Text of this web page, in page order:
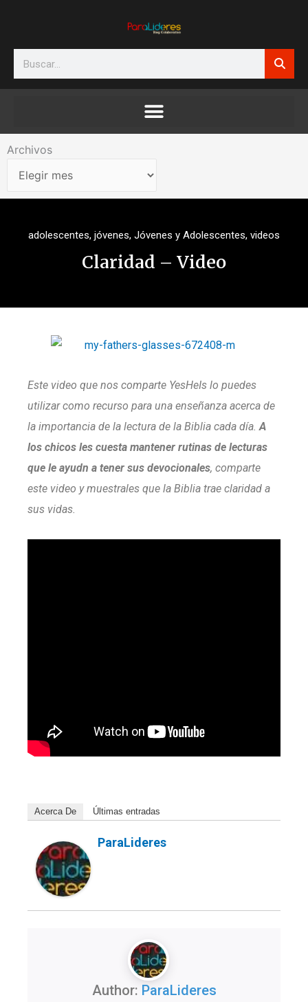
Search
Archivos
Archivos
adolescentes, jóvenes, Jóvenes y Adolescentes, videos
Claridad – Video
Este video que nos comparte YesHeIs lo puedes
utilizar como recurso para una enseñanza acerca de
la importancia de la lectura de la Biblia cada día.A
los chicos les cuesta mantener rutinas de lecturas
que le ayudn a tener sus devocionales, comparte
este video y muestrales que la Biblia trae claridad a
sus vidas.
Acerca De Últimas entradas
ParaLideres
Author: ParaLideres